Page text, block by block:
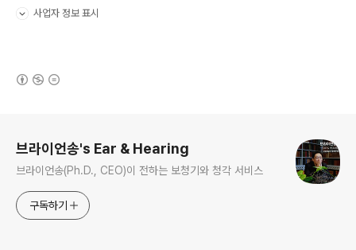
사업자 정보 표시
브라이언송's Ear & Hearing
브라이언송(Ph.D., CEO)이 전하는 보청기와 청각 서비스
구독하기